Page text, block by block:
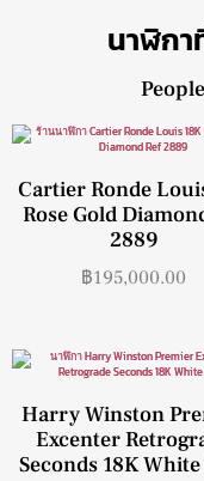
นาฬิกา
Cartier Ronde
Rose Gold
2889
฿195,000.00
Harry Winston
Excenter
Seconds 18K